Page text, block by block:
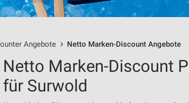
Angebote Netto Marken-Discount Angebote
Netto Marken-Discount
für Surwold